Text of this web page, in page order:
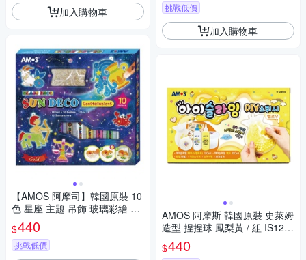
加入購物車
【AMOS 阿摩司】韓國原裝 10
色 星座 主題 吊飾 玻璃彩繪 膠
/ 組 SD10P10-CL
$440
挑戰低價
挑戰低價
加入購物車
AMOS 阿摩斯 韓國原裝 史萊姆
造型 捏捏球 鳳梨黃 / 組 IS120
P2-YL
$440